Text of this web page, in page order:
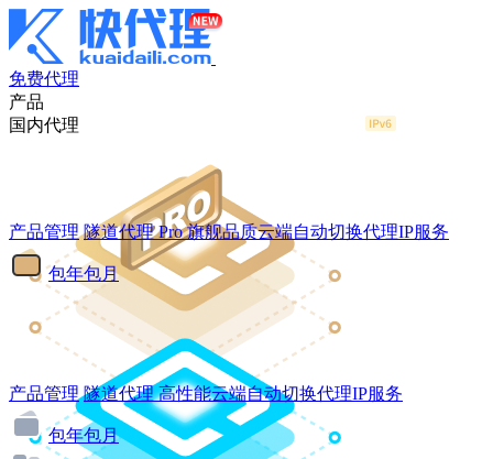
免费代理
产品
国内代理
产品管理 隧道代理Pro 旗舰品质云端自动切换代理IP服务
包年包月
产品管理 隧道代理 高性能云端自动切换代理IP服务
包年包月